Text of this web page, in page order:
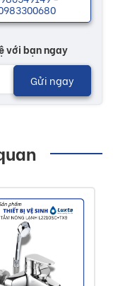
đáo sẽ có thêm
khách hàng. Các
vệ sinh trở nên
khác 2/10 so
và ánh sáng
và Khuyến
với bạn ngay
Gửi ngay